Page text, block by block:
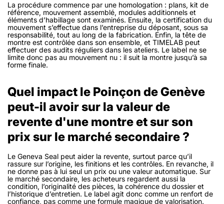
La procédure commence par une homologation : plans, kit de
référence, mouvement assemblé, modules additionnels et
éléments d’habillage sont examinés. Ensuite, la certification du
mouvement s’effectue dans l’entreprise du déposant, sous sa
responsabilité, tout au long de la fabrication. Enfin, la tête de
montre est contrôlée dans son ensemble, et TIMELAB peut
effectuer des audits réguliers dans les ateliers. Le label ne se
limite donc pas au mouvement nu : il suit la montre jusqu’à sa
forme finale.
Quel impact le Poinçon de Genève
peut-il avoir sur la valeur de
revente d'une montre et sur son
prix sur le marché secondaire ?
Le Geneva Seal peut aider la revente, surtout parce qu’il
rassure sur l’origine, les finitions et les contrôles. En revanche, il
ne donne pas à lui seul un prix ou une valeur automatique. Sur
le marché secondaire, les acheteurs regardent aussi la
condition, l’originalité des pièces, la cohérence du dossier et
l’historique d’entretien. Le label agit donc comme un renfort de
confiance, pas comme une formule magique de valorisation.